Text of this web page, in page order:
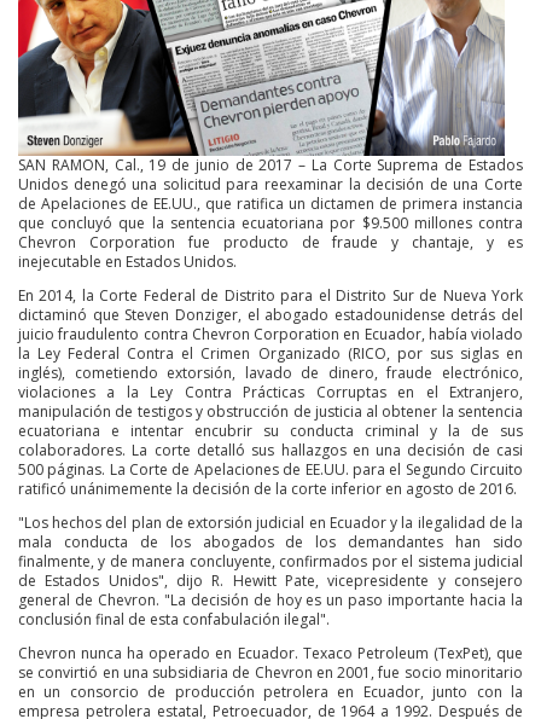
SAN RAMON, Cal., 19 de junio de 2017 – La Corte Suprema de Estados
Unidos denegó una solicitud para reexaminar la decisión de una Corte
de Apelaciones de EE.UU., que ratifica un dictamen de primera instancia
que concluyó que la sentencia ecuatoriana por $9.500 millones contra
Chevron Corporation fue producto de fraude y chantaje, y es
inejecutable en Estados Unidos.
En 2014, la Corte Federal de Distrito para el Distrito Sur de Nueva York
dictaminó que Steven Donziger, el abogado estadounidense detrás del
juicio fraudulento contra Chevron Corporation en Ecuador, había violado
la Ley Federal Contra el Crimen Organizado (RICO, por sus siglas en
inglés), cometiendo extorsión, lavado de dinero, fraude electrónico,
violaciones a la Ley Contra Prácticas Corruptas en el Extranjero,
manipulación de testigos y obstrucción de justicia al obtener la sentencia
ecuatoriana e intentar encubrir su conducta criminal y la de sus
colaboradores. La corte detalló sus hallazgos en una decisión de casi
500 páginas. La Corte de Apelaciones de EE.UU. para el Segundo Circuito
ratificó unánimemente la decisión de la corte inferior en agosto de 2016.
"Los hechos del plan de extorsión judicial en Ecuador y la ilegalidad de la
mala conducta de los abogados de los demandantes han sido
finalmente, y de manera concluyente, confirmados por el sistema judicial
de Estados Unidos", dijo R. Hewitt Pate, vicepresidente y consejero
general de Chevron. "La decisión de hoy es un paso importante hacia la
conclusión final de esta confabulación ilegal".
Chevron nunca ha operado en Ecuador. Texaco Petroleum (TexPet), que
se convirtió en una subsidiaria de Chevron en 2001, fue socio minoritario
en un consorcio de producción petrolera en Ecuador, junto con la
empresa petrolera estatal, Petroecuador, de 1964 a 1992. Después de